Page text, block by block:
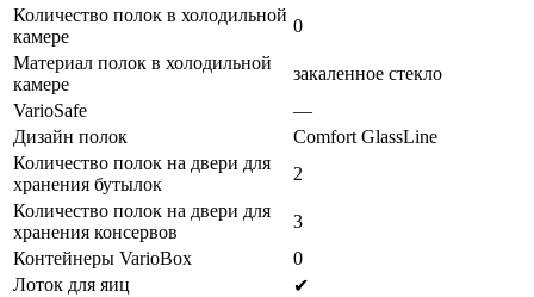
Количество полок в холодильной
камере
0
Материал полок в холодильной
камере
закаленное стекло
VarioSafe
—
Дизайн полок
Comfort GlassLine
Количество полок на двери для
хранения бутылок
2
Количество полок на двери для
хранения консервов
3
Контейнеры VarioBox
0
Лоток для яиц
✔